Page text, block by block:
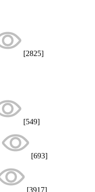
[2825]
[549]
[693]
[3917]